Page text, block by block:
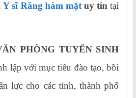
Y sĩ Răng hàm mặtuy tín tại
PHÒNG TUYỂN SINH
lập với mục tiêu đào tạo, bồi
lực cho các tỉnh, thành phố